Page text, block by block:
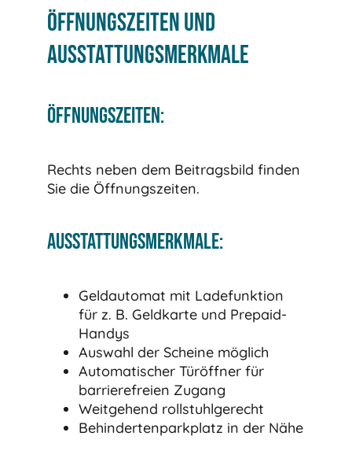
Öffnungszeiten und
Ausstattungsmerkmale
Öffnungszeiten:
Rechts neben dem Beitragsbild finden
Sie die Öffnungszeiten.
Ausstattungsmerkmale:
Geldautomat mit Ladefunktion
für z. B. Geldkarte und Prepaid-
Handys
Auswahl der Scheine möglich
Automatischer Türöffner für
barrierefreien Zugang
Weitgehend rollstuhlgerecht
Behindertenparkplatz in der Nähe